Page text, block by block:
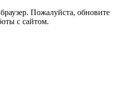
Пожалуйста, обновите
с сайтом.